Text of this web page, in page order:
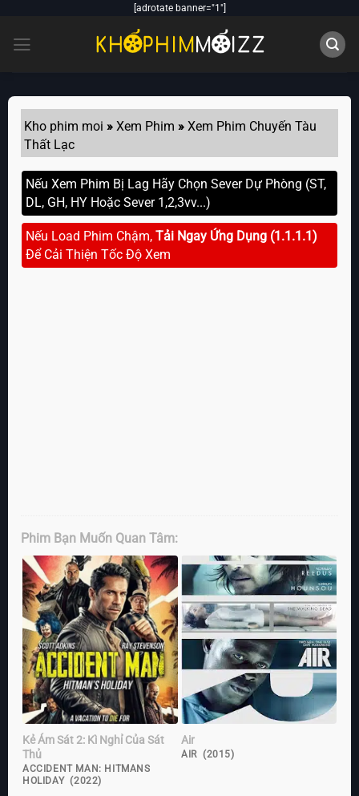
content
[adrotate banner="1"]
Kho phim moi »Xem Phim »Xem Phim Chuyến Tàu
Thất Lạc
Nếu Xem Phim Bị Lag Hãy Chọn Sever Dự Phòng (ST,
DL, GH, HY Hoặc Sever 1,2,3vv...)
Nếu Load Phim Chậm,Tải Ngay Ứng Dụng (1.1.1.1)
Để Cải Thiện Tốc Độ Xem
Phim Bạn Muốn Quan Tâm:
Kẻ Ám Sát 2: Kì Nghỉ Của Sát
Thủ
ACCIDENT MAN: HITMANS
HOLIDAY (2022)
Air
AIR (2015)